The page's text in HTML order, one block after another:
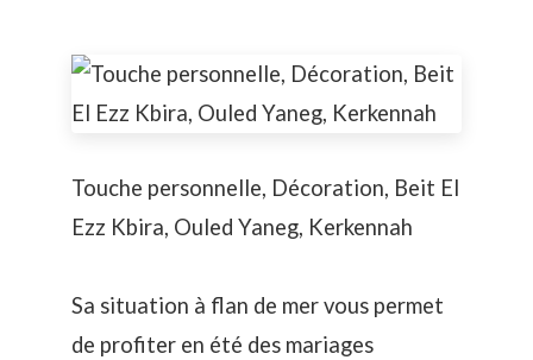
Touche personnelle, Décoration, Beit El
Ezz Kbira, Ouled Yaneg, Kerkennah
Sa situation à flan de mer vous permet
de profiter en été des mariages